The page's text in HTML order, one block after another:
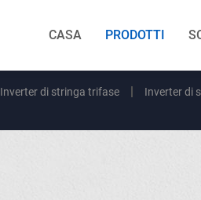
CASA PRODOTTI
Inverter di stringa trifase Inverter di